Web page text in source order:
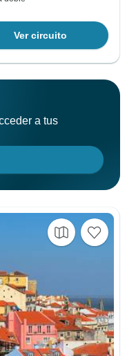
Ver circuito
a tus